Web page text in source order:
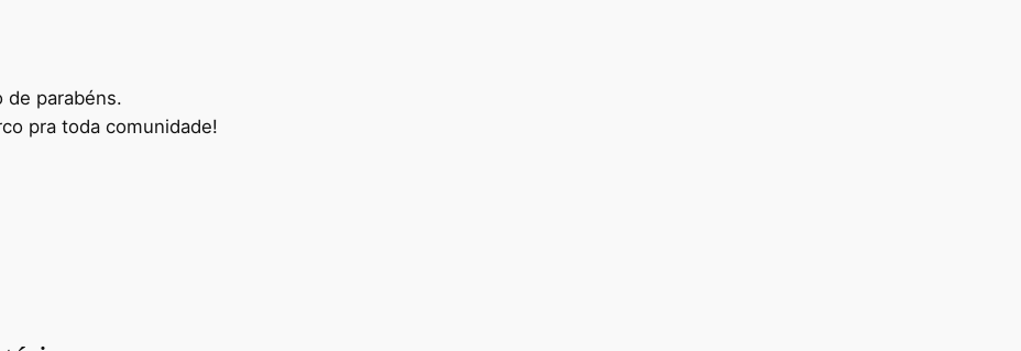
de parabéns.
pra toda comunidade!